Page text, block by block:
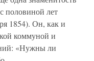
половиной лет
1854). Он, как и
коммуной и
«Нужны ли